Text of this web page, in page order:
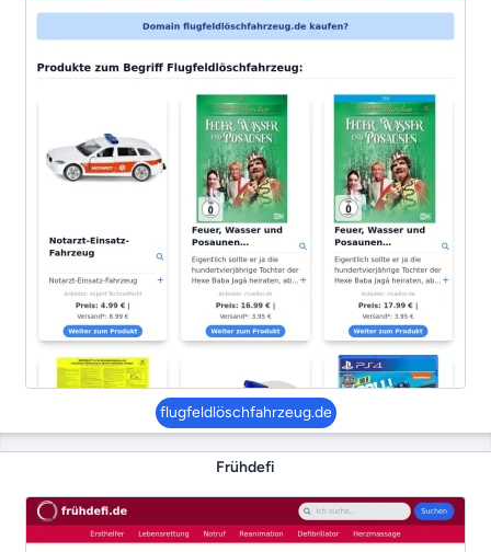
flugfeldlöschfahrzeug.de
Frühdefi